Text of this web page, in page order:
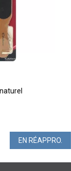
EN RÉAPPRO.